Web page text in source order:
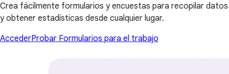
Crea fácilmente formularios y encuestas para recopilar datos
y obtener estadísticas desde cualquier lugar.
AccederProbar Formularios para el trabajo